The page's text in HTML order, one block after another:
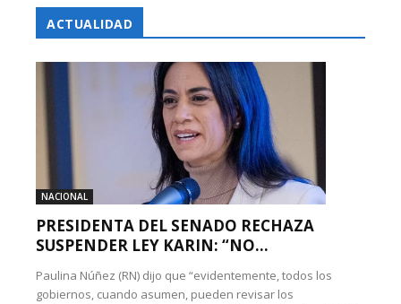
ACTUALIDAD
NACIONAL
PRESIDENTA DEL SENADO RECHAZA
SUSPENDER LEY KARIN: “NO...
Paulina Núñez (RN) dijo que “evidentemente, todos los
gobiernos, cuando asumen, pueden revisar los